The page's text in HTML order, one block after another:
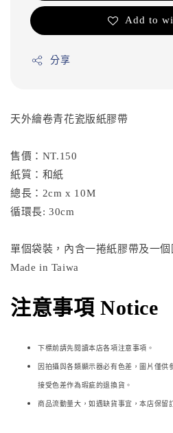
Add to
分享
天外繪卷青花瓷版紙膠帶
售價：NT.150
紙質：和紙
總長：2cm x 10M
循環長: 30cm
單個袋裝，內含一捲紙膠帶及一
Made in Taiwa
注意事項 Notice
下標前請先閱讀本店各項注意事項。
因拍攝與各類顯示器必有色差，圖片僅供
接受色差作為瑕疵的退換貨。
商品流動量大，如遇缺貨事宜，本店保留